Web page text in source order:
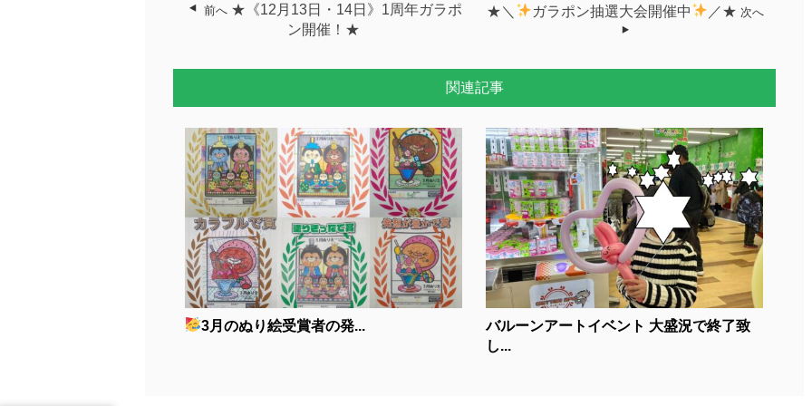
前へ ★《12月13日・14日》1周年ガラポ
ン開催！★
★＼ ガラポン抽選大会開催中 ／★ 次へ
関連記事
3月のぬり絵受賞者の発...
バルーンアートイベント 大盛況で終了致
し...